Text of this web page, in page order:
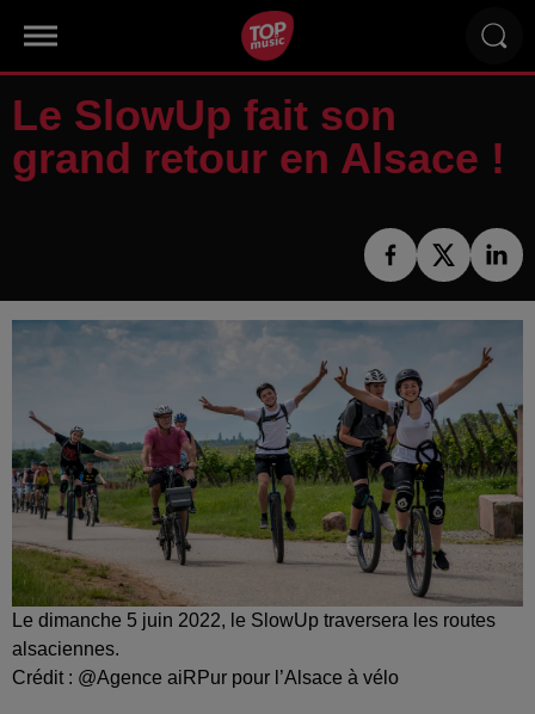
Le SlowUp fait son
grand retour en Alsace !
Le dimanche 5 juin 2022, le SlowUp traversera les routes
alsaciennes.
Crédit : @Agence aiRPur pour l’Alsace à vélo